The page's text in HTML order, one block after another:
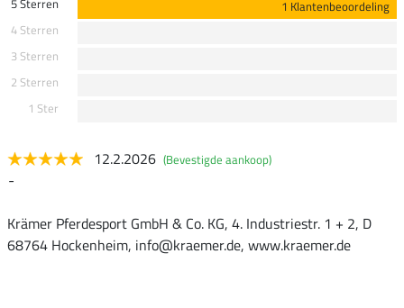
5 Sterren
1 Klantenbeoordeling
4 Sterren
3 Sterren
2 Sterren
1 Ster
12.2.2026 (Bevestigde aankoop)
-
Krämer Pferdesport GmbH & Co. KG, 4. Industriestr. 1 + 2, D
68764 Hockenheim, info@kraemer.de, www.kraemer.de